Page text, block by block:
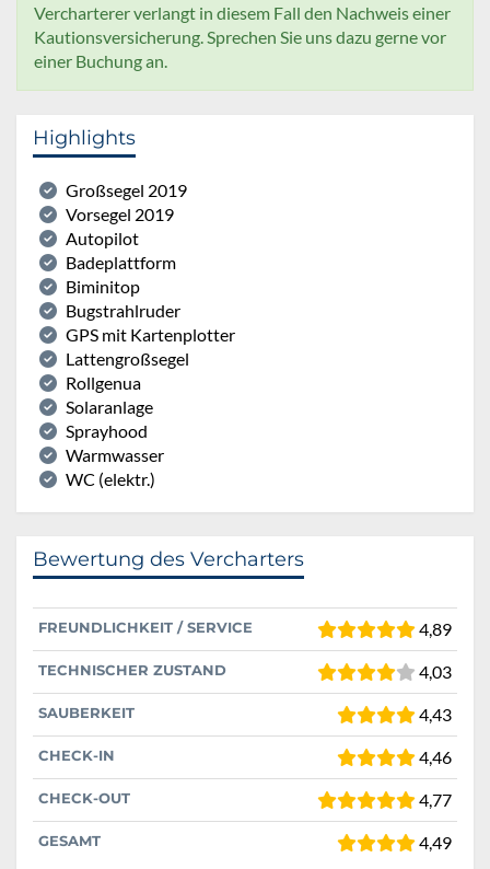
Vercharterer verlangt in diesem Fall den Nachweis einer
Kautionsversicherung. Sprechen Sie uns dazu gerne vor
einer Buchung an.
Highlights
Großsegel 2019
Vorsegel 2019
Autopilot
Badeplattform
Biminitop
Bugstrahlruder
GPS mit Kartenplotter
Lattengroßsegel
Rollgenua
Solaranlage
Sprayhood
Warmwasser
WC (elektr.)
Bewertung des Vercharters
FREUNDLICHKEIT / SERVICE 4,89
TECHNISCHER ZUSTAND 4,03
SAUBERKEIT 4,43
CHECK-IN 4,46
CHECK-OUT 4,77
GESAMT 4,49